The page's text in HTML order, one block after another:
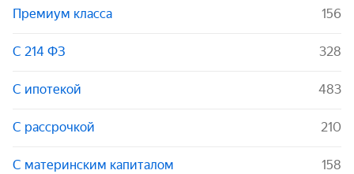
Премиум класса 156
С 214 ФЗ 328
С ипотекой 483
С рассрочкой 210
С материнским капиталом 158